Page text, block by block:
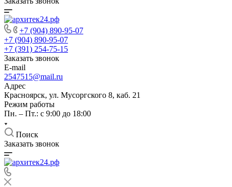
+7 (904) 890-95-07
+7 (904) 890-95-07
+7 (391) 254-75-15
Заказать звонок
E-mail
2547515@mail.ru
Адрес
Красноярск, ул. Мусоргского 8, каб. 21
Режим работы
Пн. – Пт.: с 9:00 до 18:00
Поиск
Заказать звонок